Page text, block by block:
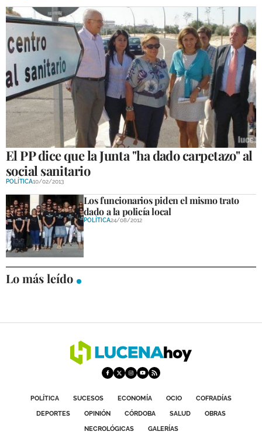
El PP dice que la Junta "ha dado carpetazo" al
social sanitario
POLÍTICA10/02/2013
Los funcionarios piden el mismo trato
dado a la policía local
POLÍTICA24/08/2012
Lo más leído
POLÍTICA SUCESOS ECONOMÍA OCIO
COFRADÍAS
DEPORTES
OPINIÓN CÓRDOBA SALUD
OBRAS
NECROLÓGICAS
GALERÍAS